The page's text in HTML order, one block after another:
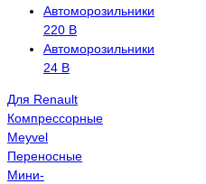
Автоморозильники
220 В
Автоморозильники
24 В
Для Renault
Компрессорные
Meyvel
Переносные
Мини-